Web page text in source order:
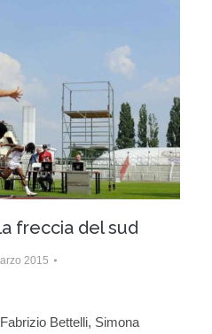
freccia del sud
2015
Bettelli, Simona